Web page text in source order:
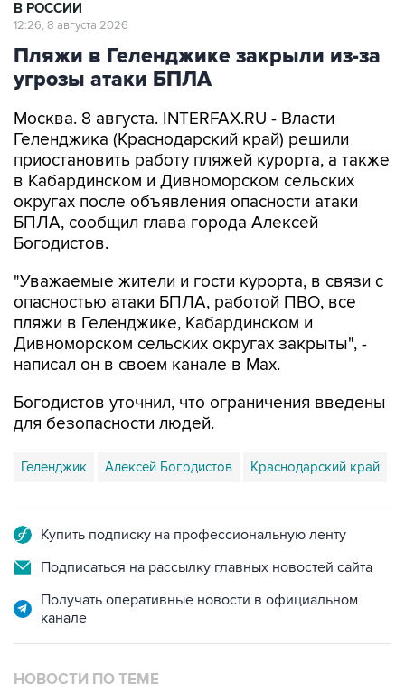
В РОССИИ
12:26, 8 августа 2026
Пляжи в Геленджике закрыли из-за
угрозы атаки БПЛА
Москва. 8 августа. INTERFAX.RU - Власти
Геленджика (Краснодарский край) решили
приостановить работу пляжей курорта, а также
в Кабардинском и Дивноморском сельских
округах после объявления опасности атаки
БПЛА, сообщил глава города Алексей
Богодистов.
"Уважаемые жители и гости курорта, в связи с
опасностью атаки БПЛА, работой ПВО, все
пляжи в Геленджике, Кабардинском и
Дивноморском сельских округах закрыты", -
написал он в своем канале в Max.
Богодистов уточнил, что ограничения введены
для безопасности людей.
Геленджик Алексей Богодистов Краснодарский край
Купить подписку на профессиональную ленту
Подписаться на рассылку главных новостей сайта
Получать оперативные новости в официальном
канале
НОВОСТИ ПО ТЕМЕ